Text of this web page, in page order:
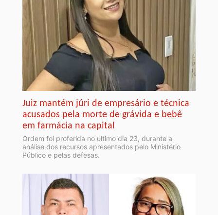
Juiz mantém júri de empresário e técnica
acusados pela morte de grávida e bebê
em farmácia na capital
Ordem foi proferida no último dia 23, durante a
análise dos recursos apresentados pelo Ministério
Público e pelas defesas.